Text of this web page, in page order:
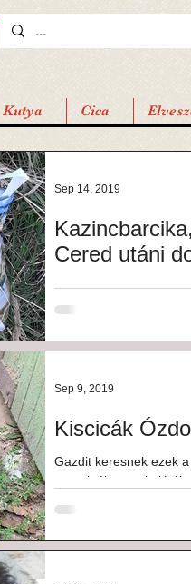
Kutya Cica
Cered utáni
Nagy Attila HELP !!! Vagy 10 kiskutya kidobva Cered utani domb
után. Ha valaki tud
Sep 14, 2019
Kiscicák
Gazdit keresnek ezek
maguktól esznek,
Sep 9, 2019